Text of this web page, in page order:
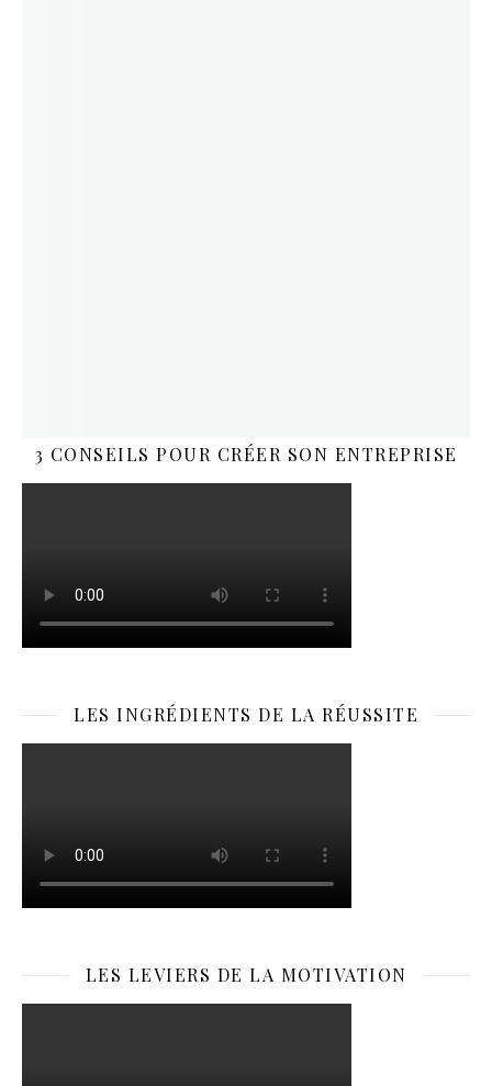
3 CONSEILS POUR CRÉER SON ENTREPRISE
LES INGRÉDIENTS DE LA RÉUSSITE
LES LEVIERS DE LA MOTIVATION